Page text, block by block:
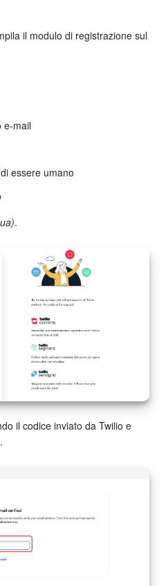
il modulo di registrazione sul
e-mail
essere umano
.
il codice inviato da Twilio e
.